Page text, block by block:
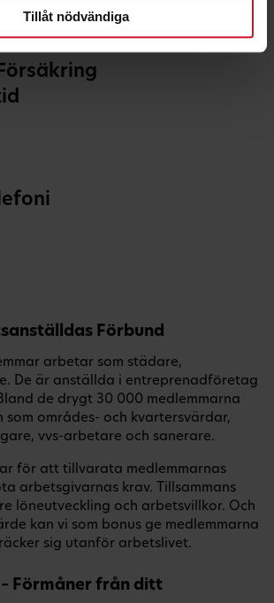
Tillåt nödvändiga
Förbund
arbetar som städare,
De är anställda i entreprenadföretag
de drygt 30 000 medlemmarna
som områdes- och kvartersvärdar,
vvs-arbetare och sanerare.
för att tillvarata medlemmarnas
arbetsgivarnas krav. Tillsammans
löneutveckling och arbetsvillkor. Och
kan vi som bonus ge medlemmarna
sig utanför arbetslivet.
Förmåner från ditt